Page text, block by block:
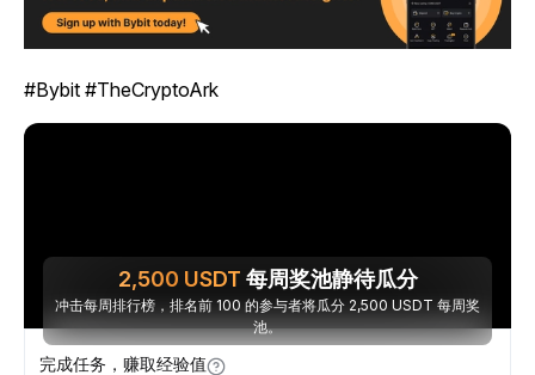
#Bybit #TheCryptoArk
2,500 USDT 每周奖池静待瓜分
冲击每周排行榜，排名前 100 的参与者将瓜分 2,500 USDT 每周奖
池。
完成任务，赚取经验值